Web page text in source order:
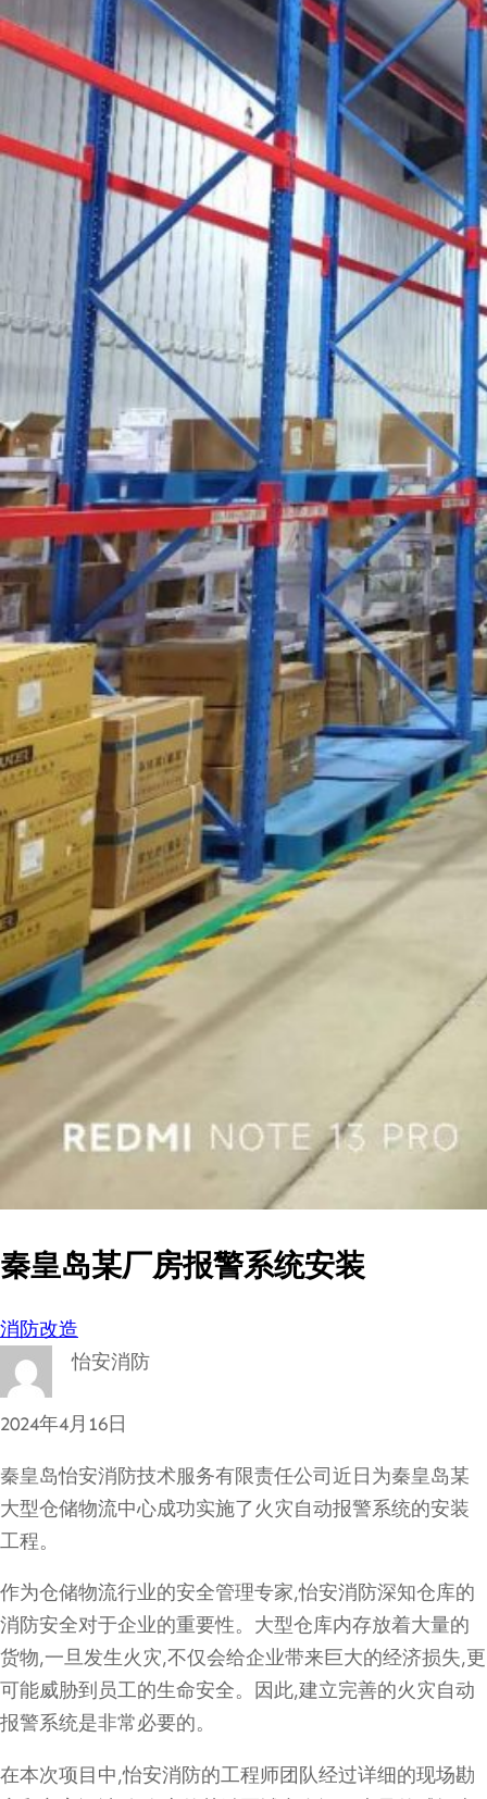
秦皇岛某厂房报警系统安装
消防改造
怡安消防
2024年4月16日
秦皇岛怡安消防技术服务有限责任公司近日为秦皇岛某
大型仓储物流中心成功实施了火灾自动报警系统的安装
工程。
作为仓储物流行业的安全管理专家,怡安消防深知仓库的
消防安全对于企业的重要性。大型仓库内存放着大量的
货物,一旦发生火灾,不仅会给企业带来巨大的经济损失,更
可能威胁到员工的生命安全。因此,建立完善的火灾自动
报警系统是非常必要的。
在本次项目中,怡安消防的工程师团队经过详细的现场勘